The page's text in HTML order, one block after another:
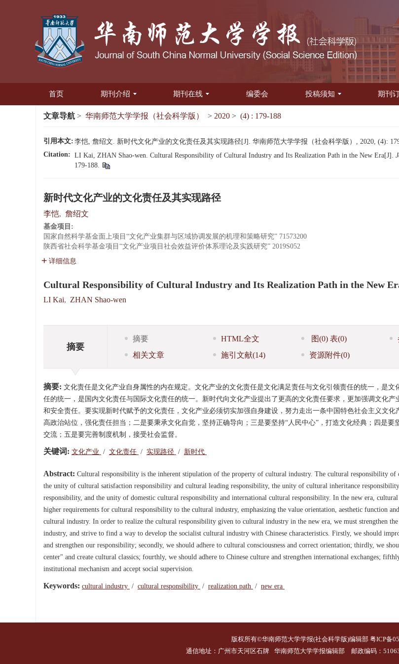
首页 期刊介绍 期刊在线 编委会 投稿须知 期刊
文章导航 > 华南师范大学学报（社会科学版） > 2020 > (4) : 179-188
引用本文: 李恺, 詹绍文. 新时代文化产业的文化责任及其实现路径[J]. 华南师范大学学报（社会科学版）, 2020, (4):
Citation: LI Kai, ZHAN Shao-wen. Cultural Responsibility of Cultural Industry and Its Realization Path in the New Era[J].
179-188.
新时代文化产业的文化责任及其实现路径
李恺, 詹绍文
基金项目:
国家自然科学基金面上项目“文化产业集群与区域协调发展的机理和策略研究” 71573200
陕西省社会科学基金项目“文化产业项目社会效益评价体系理论及实践研究” 2019S052
详细信息
Cultural Responsibility of Cultural Industry and Its Realization Path in the New
LI Kai, ZHAN Shao-wen
摘要
摘要 HTML全文 图(0) 表(0)
相关文章
施引文献(14) 资源附件(0)
摘要: 文化责任是文化产业自身属性的内在规定。文化产业的文化责任是文化满足责任与文化引领责任的统一，是文
任的统一，是国内文化责任与国际文化责任的统一。新时代向文化产业提出了更高的文化责任要求，更加强调文化产
和安全责任。要实现新时代赋予的文化责任，文化产业必须切实加强自身建设，努力走出一条中国特色社会主义文化
高政治站位，强化责任担当；二是要秉承文化自觉，坚持正确导向；三是要坚持“人民中心”，打造文化经典；四是要
交流；五是要完善制度机制，接受社会监督。
关键词: 文化产业 / 文化责任 / 实现路径 / 新时代
Abstract: Cultural responsibility is the inherent stipulation of the property of cultural industry. The cultural responsibility of
the unity of cultural satisfaction responsibility and cultural leading responsibility, the unity of cultural inheritance
responsibility, and the unity of domestic cultural responsibility and international cultural responsibility. In the new era,
higher requirements for cultural responsibility to the cultural industry, emphasizing the value orientation, aesthetic function
cultural industry. In order to realize the cultural responsibility given to cultural industry in the new era, we must strengthen
industry, and strive to find a way to develop the socialist cultural industry with Chinese characteristics. Firstly, we should
and strengthen our responsibility; secondly, we should adhere to cultural consciousness and correct orientation; thirdly, we
center" and create cultural classics; fourthly, we should adhere to Chinese culture and strengthen international exchanges;
institutional mechanism and accept social supervision.
Keywords: cultural industry / cultural responsibility / realization path / new era
版权所有©华南师范大学学报(社会科学版)编辑部 粤ICP备
通信地址：广州市天河区石牌
华南师范大学学报编辑部 邮政编码：